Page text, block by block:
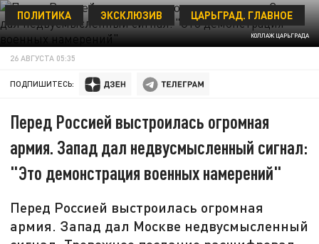
КОЛЛАЖ ЦАРЬГРАДА
ПОЛИТИКА ЭКСКЛЮЗИВ ЦАРЬГРАД. ГЛАВНОЕ
26 АВГУСТА 05:35
ПОДПИШИТЕСЬ:
Перед Россией выстроилась огромная
армия. Запад дал недвусмысленный сигнал:
"Это демонстрация военных намерений"
Перед Россией выстроилась огромная
армия. Запад дал Москве недвусмысленный